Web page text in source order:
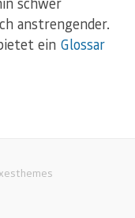
schwer
anstrengender.
ein Glossar